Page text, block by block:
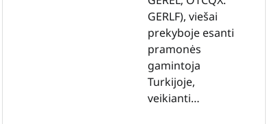
GERLF), viešai
prekyboje esanti
pramonės
gamintoja
Turkijoje,
veikianti…